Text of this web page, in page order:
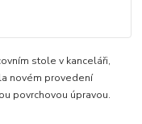
stole v kanceláři,
novém provedení
povrchovou úpravou.